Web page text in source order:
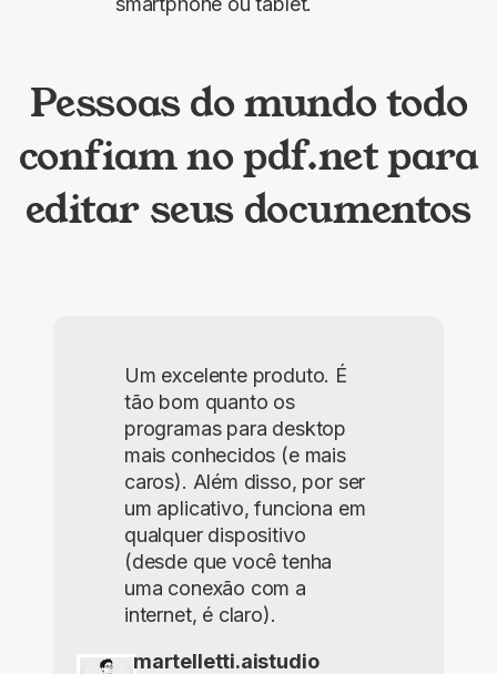
Pessoas do mundo todo
confiam no pdf.net para
editar seus documentos
Um excelente produto. É
tão bom quanto os
programas para desktop
mais conhecidos (e mais
caros). Além disso, por ser
um aplicativo, funciona em
qualquer dispositivo
(desde que você tenha
uma conexão com a
internet, é claro).
martelletti.aistudio